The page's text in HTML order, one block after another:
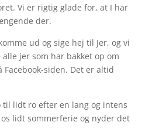
Vi er rigtig glade for, at I har
der.
ud og sige hej til Jer, og vi
alle jer som har bakket op om
siden. Det er altid
lidt ro efter en lang og intens
lidt sommerferie og nyder det